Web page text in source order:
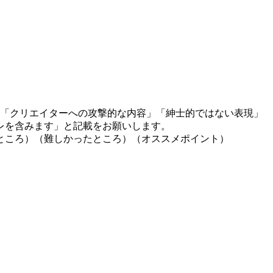
リエイターへの攻撃的な内容」「紳士的ではない表現」
含みます」と記載をお願いします。
ろ）（難しかったところ）（オススメポイント）